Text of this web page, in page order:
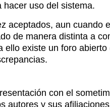
uso del sistema.
aceptados, aun cuando
de manera distinta a
ello existe un foro
con el
autores y sus